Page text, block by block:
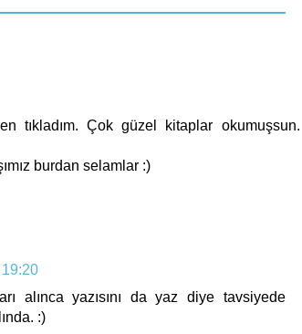
tıkladım. Çok güzel kitaplar okumuşsun.
burdan selamlar :)
alınca yazısını da yaz diye tavsiyede
:)